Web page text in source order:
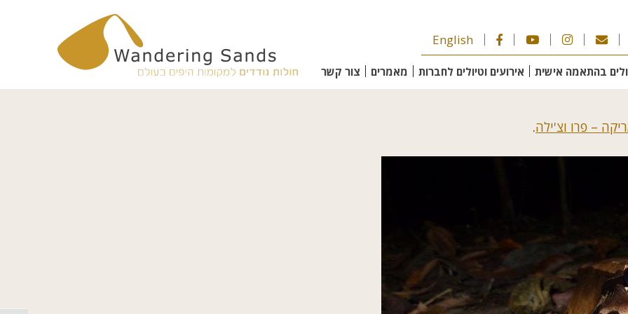
English
בהתאמה אישית אירועים וטיולים לחברות מאמרים צור קשר
– פרו וצ'ילה.